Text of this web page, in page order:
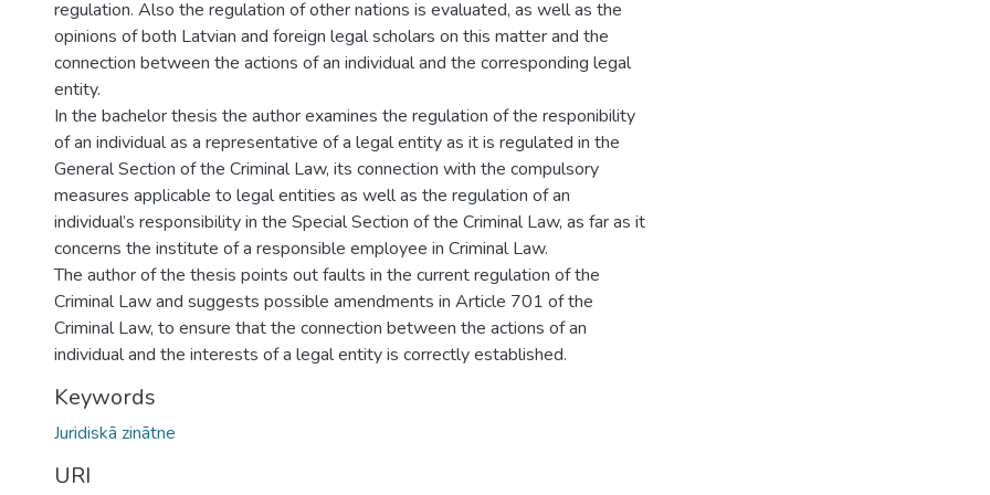
regulation. Also the regulation of other nations is evaluated, as well as the
opinions of both Latvian and foreign legal scholars on this matter and the
connection between the actions of an individual and the corresponding legal
entity.
In the bachelor thesis the author examines the regulation of the responibility
of an individual as a representative of a legal entity as it is regulated in the
General Section of the Criminal Law, its connection with the compulsory
measures applicable to legal entities as well as the regulation of an
individual’s responsibility in the Special Section of the Criminal Law, as far as it
concerns the institute of a responsible employee in Criminal Law.
The author of the thesis points out faults in the current regulation of the
Criminal Law and suggests possible amendments in Article 701 of the
Criminal Law, to ensure that the connection between the actions of an
individual and the interests of a legal entity is correctly established.
Keywords
Juridiskā zinātne
URI